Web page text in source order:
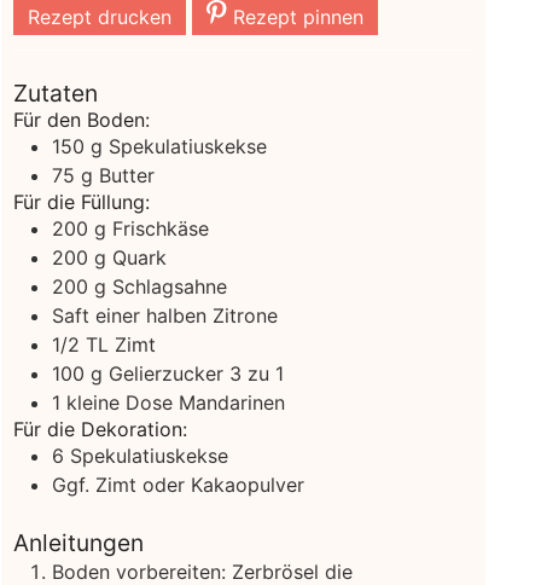
Rezept drucken
Rezept pinnen
Zutaten
Für den Boden:
150 g Spekulatiuskekse
75 g Butter
Für die Füllung:
200 g Frischkäse
200 g Quark
200 g Schlagsahne
Saft einer halben Zitrone
1/2 TL Zimt
100 g Gelierzucker 3 zu 1
1 kleine Dose Mandarinen
Für die Dekoration:
6 Spekulatiuskekse
Ggf. Zimt oder Kakaopulver
Anleitungen
Boden vorbereiten: Zerbrösel die